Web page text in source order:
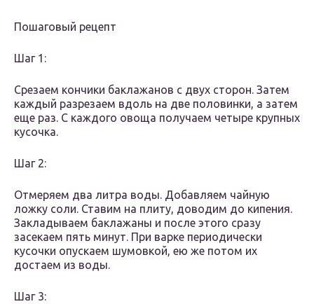
Пошаговый рецепт
Шаг 1:
Срезаем кончики баклажанов с двух сторон. Затем
каждый разрезаем вдоль на две половинки, а затем
еще раз. С каждого овоща получаем четыре крупных
кусочка.
Шаг 2:
Отмеряем два литра воды. Добавляем чайную
ложку соли. Ставим на плиту, доводим до кипения.
Закладываем баклажаны и после этого сразу
засекаем пять минут. При варке периодически
кусочки опускаем шумовкой, ею же потом их
достаем из воды.
Шаг 3: